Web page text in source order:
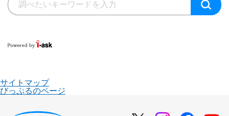
サイトマップ
びっぷるのページ